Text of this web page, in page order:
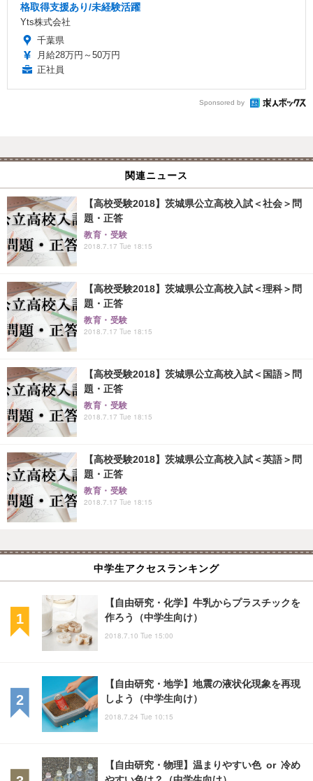
格取得支援あり/未経験活躍
Yts株式会社
千葉県
月給28万円～50万円
正社員
Sponsored by
関連ニュース
【高校受験2018】茨城県公立高校入試＜社会＞問
題・正答
教育・受験
2018.7.17 Tue 18:15
【高校受験2018】茨城県公立高校入試＜理科＞問
題・正答
教育・受験
2018.7.17 Tue 18:15
【高校受験2018】茨城県公立高校入試＜国語＞問
題・正答
教育・受験
2018.7.17 Tue 18:15
【高校受験2018】茨城県公立高校入試＜英語＞問
題・正答
教育・受験
2018.7.17 Tue 18:15
中学生アクセスランキング
【自由研究・化学】牛乳からプラスチックを
作ろう（中学生向け）
2018.7.10 Tue 15:00
【自由研究・地学】地震の液状化現象を再現
しよう（中学生向け）
2018.7.24 Tue 10:15
【自由研究・物理】温まりやすい色 or 冷め
やすい色は？（中学生向け）